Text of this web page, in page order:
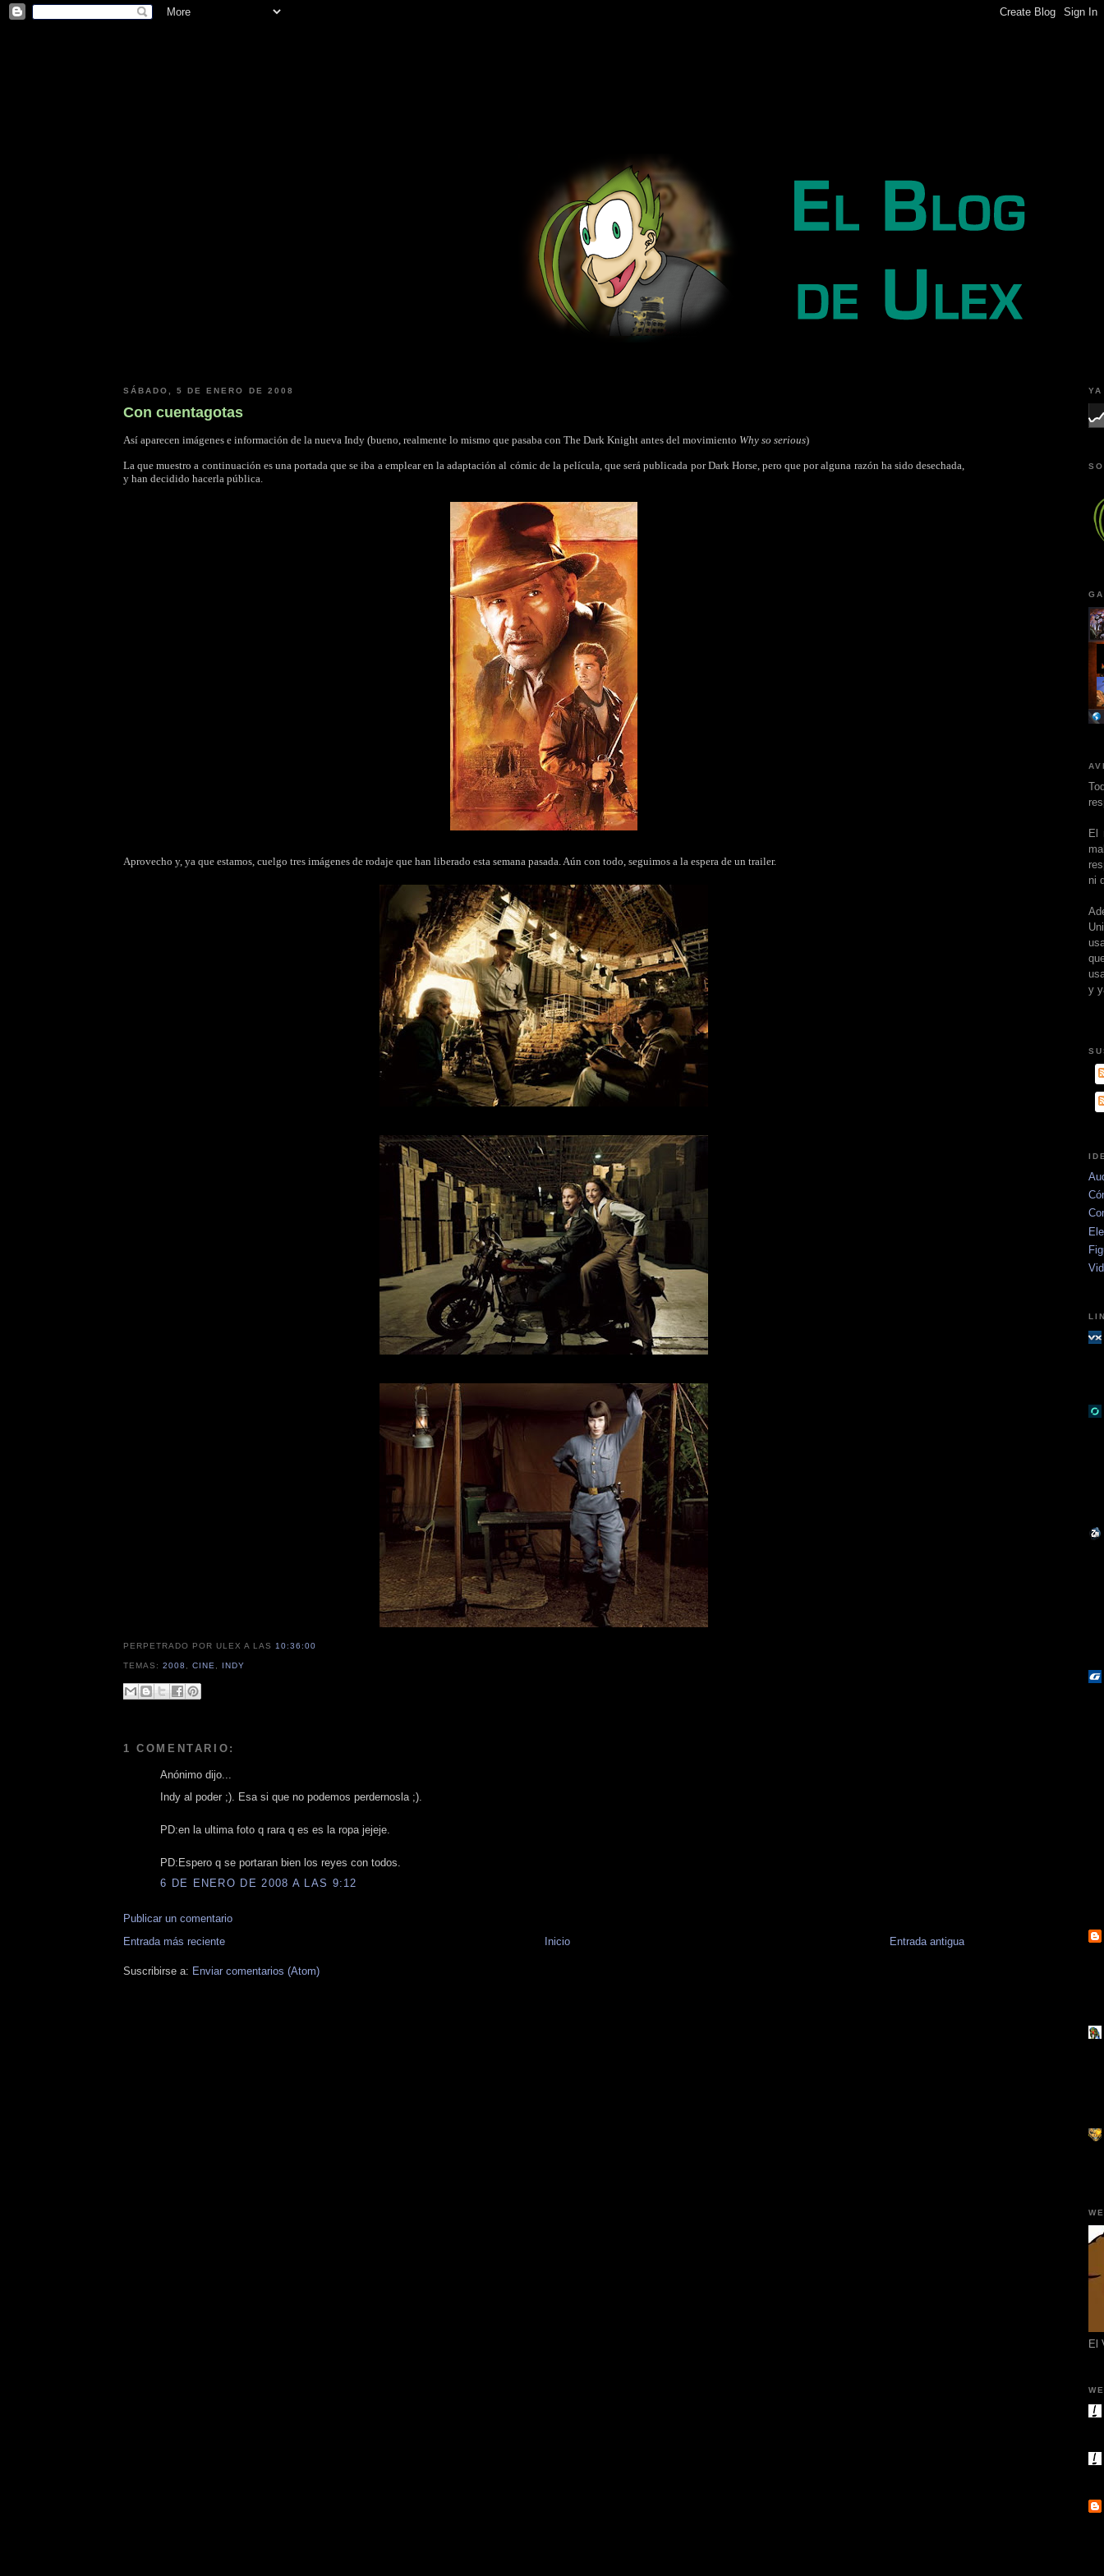
SÁBADO, 5 DE ENERO DE 2008
Con cuentagotas
Así aparecen imágenes e información de la nueva Indy (bueno, realmente lo mismo que pasaba con The Dark Knight antes del movimiento Why so serious)
La que muestro a continuación es una portada que se iba a emplear en la adaptación al cómic de la película, que será publicada por Dark Horse, pero que por alguna razón ha sido desechada,
y han decidido hacerla pública.
Aprovecho y, ya que estamos, cuelgo tres imágenes de rodaje que han liberado esta semana pasada. Aún con todo, seguimos a la espera de un trailer.
PERPETRADO POR ULEXA LAS10:36:00
TEMAS:2008 ,CINE INDY
1 COMENTARIO:
Anónimo dijo...
Indy al poder ;). Esa si que no podemos perdernosla ;).
PD:en la ultima foto q rara q es es la ropa jejeje.
PD:Espero q se portaran bien los reyes con todos.
6 DE ENERO DE 2008 A LAS 9:12
Publicar un comentario
Entrada más reciente
Entrada antigua
Inicio
Suscribirse a: Enviar comentarios (Atom)
El
ni
y
El